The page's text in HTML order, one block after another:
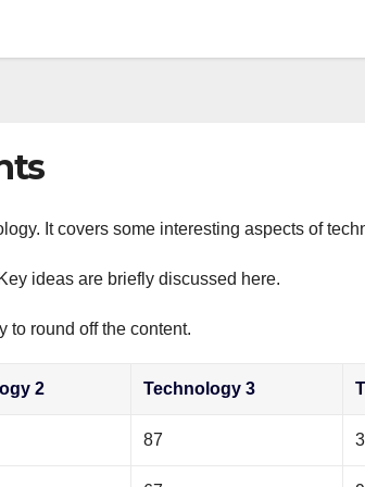
It covers some interesting aspects of
ideas are briefly discussed here.
to round off the content.
2 Technology 3
87